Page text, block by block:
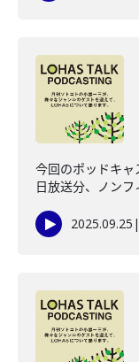
今回のポッドキ
日放送分、ノンフ
2025.09.25 |